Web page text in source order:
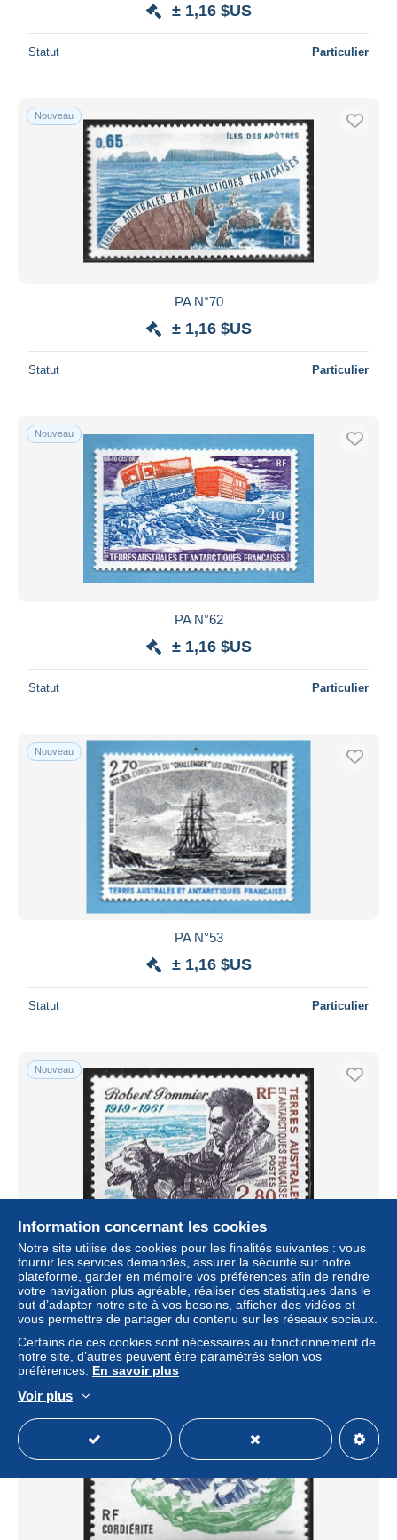
± 1,16 $US
Statut Particulier
Nouveau
PA N°70
± 1,16 $US
Statut Particulier
Nouveau
PA N°62
± 1,16 $US
Statut Particulier
Nouveau
PA N°53
± 1,16 $US
Statut Particulier
Nouveau
N°188
± 1,16 $US
Statut Particulier
Information concernant les cookies
Notre site utilise des cookies pour les finalités suivantes : vous
fournir les services demandés, assurer la sécurité sur notre
plateforme, garder en mémoire vos préférences afin de rendre
votre navigation plus agréable, réaliser des statistiques dans le
but d’adapter notre site à vos besoins, afficher des vidéos et
vous permettre de partager du contenu sur les réseaux sociaux.
Certains de ces cookies sont nécessaires au fonctionnement de
notre site, d’autres peuvent être paramétrés selon vos
préférences. En savoir plus
Voir plus